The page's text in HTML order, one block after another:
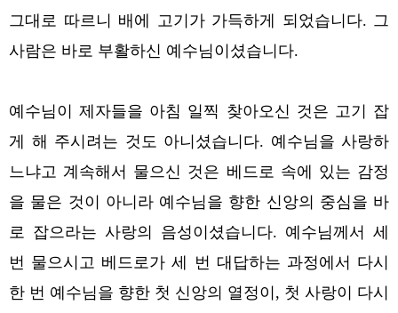
그대로 따르니 배에 고기가 가득하게 되었습니다. 그
사람은 바로 부활하신 예수님이셨습니다.
예수님이 제자들을 아침 일찍 찾아오신 것은 고기 잡
게 해 주시려는 것도 아니셨습니다. 예수님을 사랑하
느냐고 계속해서 물으신 것은 베드로 속에 있는 감정
을 물은 것이 아니라 예수님을 향한 신앙의 중심을 바
로 잡으라는 사랑의 음성이셨습니다. 예수님께서 세
번 물으시고 베드로가 세 번 대답하는 과정에서 다시
한 번 예수님을 향한 첫 신앙의 열정이, 첫 사랑이 다시